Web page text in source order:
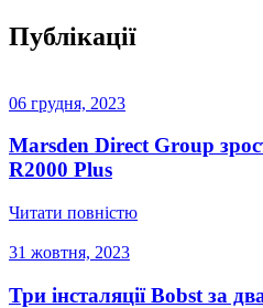
Публікації
06 грудня, 2023
Marsden Direct Group
R2000 Plus
Читати повністю
31 жовтня, 2023
Три інсталяції Bobst за